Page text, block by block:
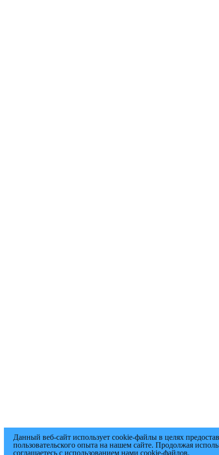
Данный веб-сайт использует cookie-файлы в целях
пользовательского опыта на нашем сайте. Продолжая
соглашаетесь с использованием нами cookie-файлов.